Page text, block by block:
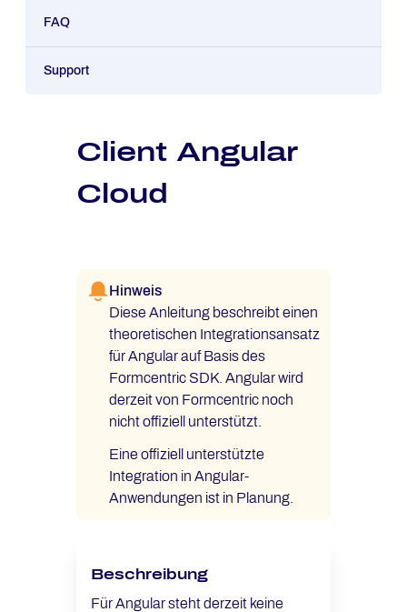
FAQ
Support
Client Angular
Cloud
Hinweis
Diese Anleitung beschreibt einen
theoretischen Integrationsansatz
für Angular auf Basis des
Formcentric SDK. Angular wird
derzeit von Formcentric noch
nicht offiziell unterstützt.
Eine offiziell unterstützte
Integration in Angular-
Anwendungen ist in Planung.
Beschreibung
Für Angular steht derzeit keine